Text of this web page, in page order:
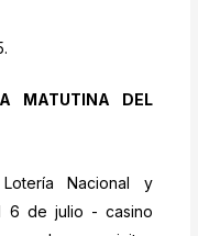
MATUTINA DEL